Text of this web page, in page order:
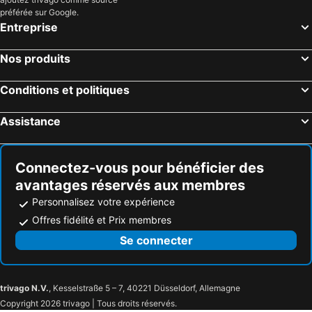
Aurizberri, hôtels avec piscine
Guethary, hôtels avec piscine
Aramits, hôtels avec piscine
Larrasoaña, hôtels avec piscine
Ezpeleta, hôtels avec piscine
Bérenx, hôtels avec piscine
préférée sur Google.
Entreprise
Nos produits
Conditions et politiques
Assistance
Connectez-vous pour bénéficier des
avantages réservés aux membres
Personnalisez votre expérience
Offres fidélité et Prix membres
Se connecter
trivago N.V., Kesselstraße 5 – 7, 40221 Düsseldorf, Allemagne
Copyright 2026 trivago | Tous droits réservés.